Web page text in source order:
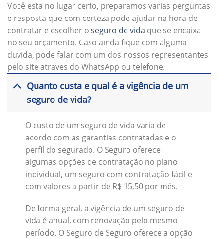
Você esta no lugar certo, preparamos varias perguntas
e resposta que com certeza pode ajudar na hora de
contratar e escolher o seguro de vida que se encaixa
no seu orçamento. Caso ainda fique com alguma
duvida, pode falar com um dos nossos representantes
pelo site atraves do WhatsApp ou telefone.
Quanto custa e qual é a vigência de um
seguro de vida?
O custo de um seguro de vida varia de
acordo com as garantias contratadas e o
perfil do segurado. O Seguro oferece
algumas opções de contratação no plano
individual, um seguro com contratação fácil e
com valores a partir de R$ 15,50 por mês.
De forma geral, a vigência de um seguro de
vida é anual, com renovação pelo mesmo
período. O Seguro de Seguro oferece a opção